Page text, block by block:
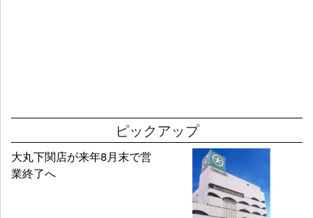
ピックアップ
大丸下関店が来年8月末で営
業終了へ